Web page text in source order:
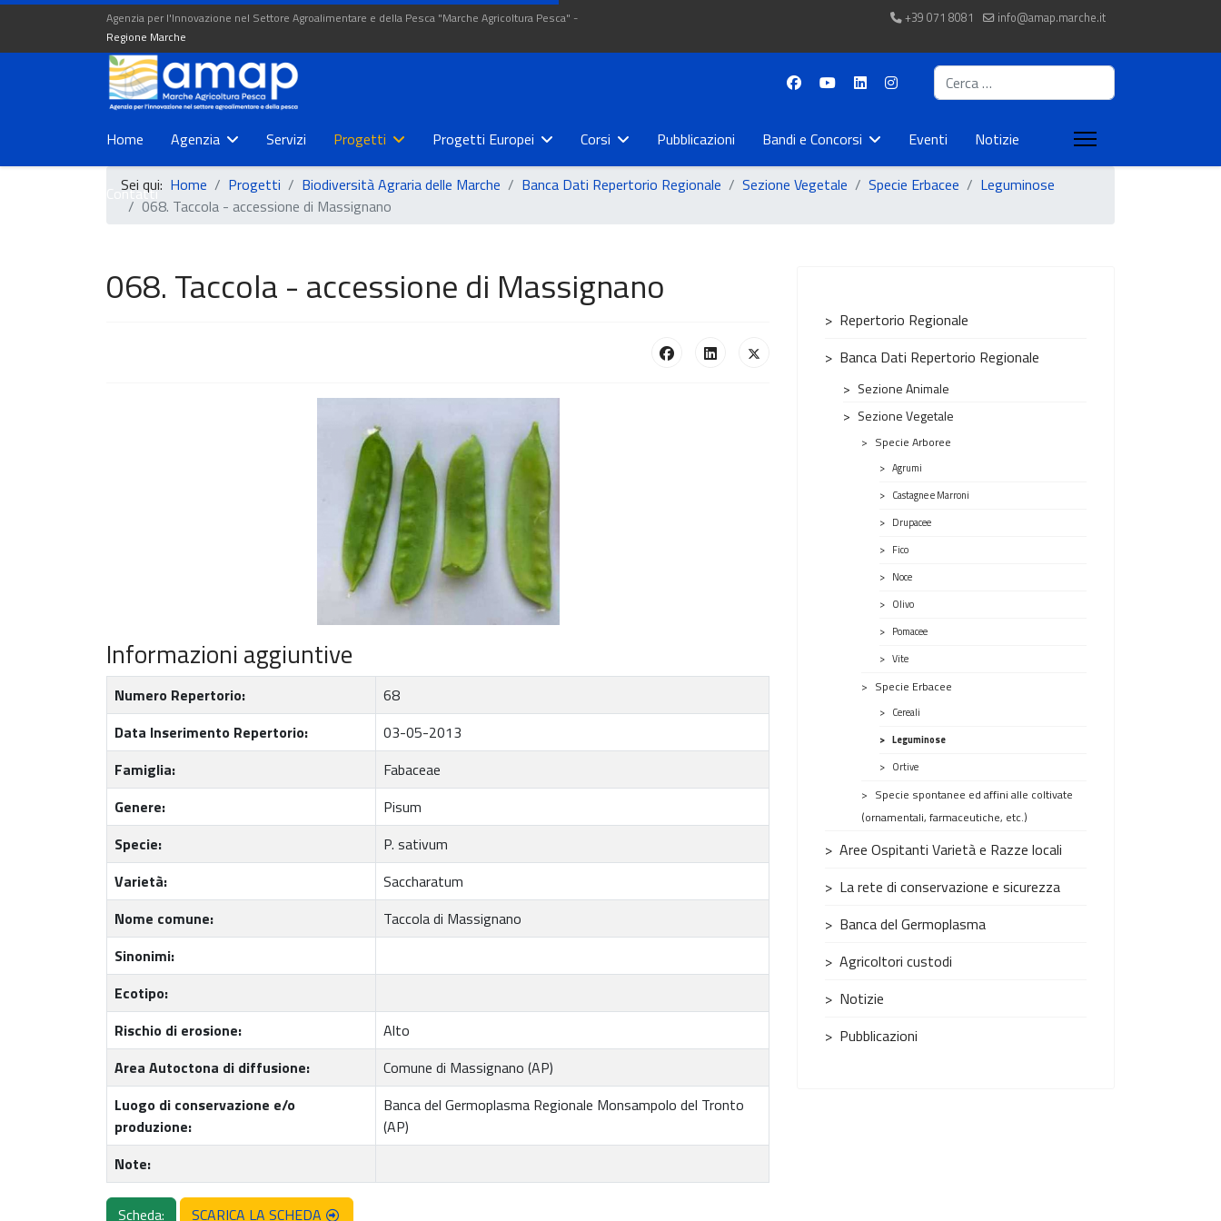
Agenzia per l'Innovazione nel Settore Agroalimentare e della Pesca "Marche Agricoltura Pesca" -
Regione Marche
+39 071 8081 info@amap.marche.it
Cerca
Home Agenzia Servizi Progetti Progetti Europei Corsi Pubblicazioni Bandi e Concorsi Eventi Notizie
Contatti
Sei qui: Home Progetti Biodiversità Agraria delle Marche Banca Dati Repertorio Regionale Sezione Vegetale Specie Erbacee
Leguminose
068. Taccola - accessione di Massignano
068. Taccola - accessione di Massignano
Informazioni aggiuntive
Numero Repertorio:
68
Data Inserimento Repertorio:
03-05-2013
Famiglia:
Fabaceae
Genere:
Pisum
Specie:
P. sativum
Varietà:
Saccharatum
Nome comune:
Taccola di Massignano
Sinonimi:
Ecotipo:
Rischio di erosione:
Alto
Area Autoctona di diffusione:
Comune di Massignano (AP)
Luogo di conservazione e/o
produzione:
Banca del Germoplasma Regionale Monsampolo del Tronto
(AP)
Note:
Scheda: SCARICA LA SCHEDA
Repertorio Regionale
Banca Dati Repertorio Regionale
Sezione Animale
Sezione Vegetale
Specie Arboree
Agrumi
Castagne e Marroni
Drupacee
Fico
Noce
Olivo
Pomacee
Vite
Specie Erbacee
Cereali
Leguminose
Ortive
Specie spontanee ed affini alle coltivate
(ornamentali, farmaceutiche, etc.)
Aree Ospitanti Varietà e Razze locali
La rete di conservazione e sicurezza
Banca del Germoplasma
Agricoltori custodi
Notizie
Pubblicazioni